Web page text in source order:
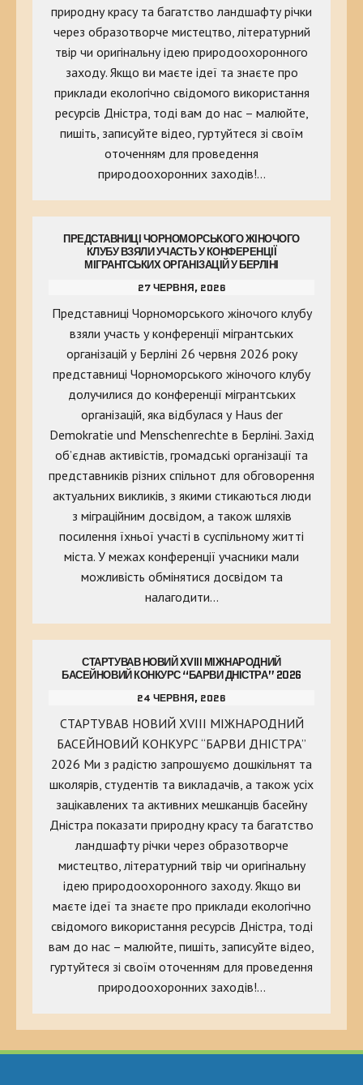
природну красу та багатство ландшафту річки
через образотворче мистецтво, літературний
твір чи оригінальну ідею природоохоронного
заходу. Якщо ви маєте ідеї та знаєте про
приклади екологічно свідомого використання
ресурсів Дністра, тоді вам до нас – малюйте,
пишіть, записуйте відео, гуртуйтеся зі своїм
оточенням для проведення
природоохоронних заходів!…
ПРЕДСТАВНИЦІ ЧОРНОМОРСЬКОГО ЖІНОЧОГО
КЛУБУ ВЗЯЛИ УЧАСТЬ У КОНФЕРЕНЦІЇ
МІГРАНТСЬКИХ ОРГАНІЗАЦІЙ У БЕРЛІНІ
27 ЧЕРВНЯ, 2026
Представниці Чорноморського жіночого клубу
взяли участь у конференції мігрантських
організацій у Берліні 26 червня 2026 року
представниці Чорноморського жіночого клубу
долучилися до конференції мігрантських
організацій, яка відбулася у Haus der
Demokratie und Menschenrechte в Берліні. Захід
об’єднав активістів, громадські організації та
представників різних спільнот для обговорення
актуальних викликів, з якими стикаються люди
з міграційним досвідом, а також шляхів
посилення їхньої участі в суспільному житті
міста. У межах конференції учасники мали
можливість обмінятися досвідом та
налагодити…
СТАРТУВАВ НОВИЙ XVIII МІЖНАРОДНИЙ
БАСЕЙНОВИЙ КОНКУРС “БАРВИ ДНІСТРА” 2026
24 ЧЕРВНЯ, 2026
СТАРТУВАВ НОВИЙ XVIII МІЖНАРОДНИЙ
БАСЕЙНОВИЙ КОНКУРС “БАРВИ ДНІСТРА”
2026 Ми з радістю запрошуємо дошкільнят та
школярів, студентів та викладачів, а також усіх
зацікавлених та активних мешканців басейну
Дністра показати природну красу та багатство
ландшафту річки через образотворче
мистецтво, літературний твір чи оригінальну
ідею природоохоронного заходу. Якщо ви
маєте ідеї та знаєте про приклади екологічно
свідомого використання ресурсів Дністра, тоді
вам до нас – малюйте, пишіть, записуйте відео,
гуртуйтеся зі своїм оточенням для проведення
природоохоронних заходів!…